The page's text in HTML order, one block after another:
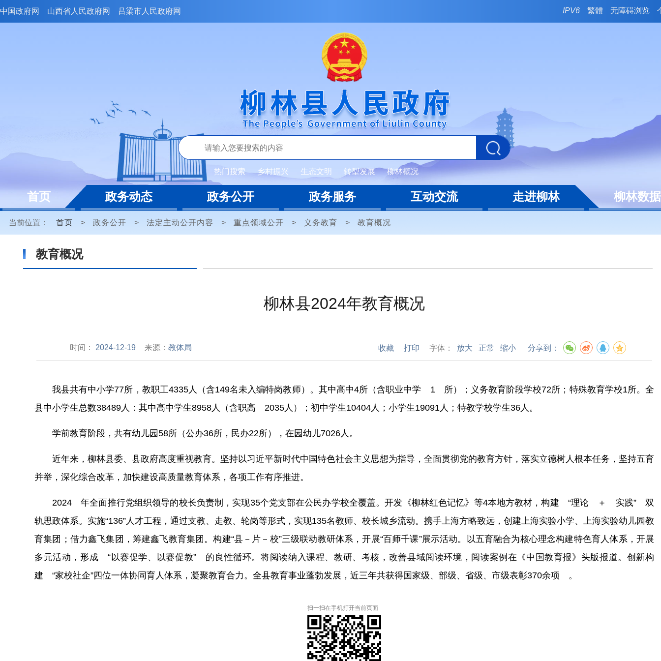
中国政府网 山西省人民政府网 吕梁市人民政府网 IPV6 繁體 无障碍浏览
热门搜索 乡村振兴 生态文明 转型发展 柳林概况
首页 政务动态 政务公开 政务服务 互动交流 走进柳林 柳林数据
当前位置： 首页 > 政务公开 > 法定主动公开内容 > 重点领域公开 > 义务教育 > 教育概况
教育概况
柳林县2024年教育概况
时间： 2024-12-19 来源：教体局 收藏 打印 字体： 放大 正常 缩小 分享到：
我县共有中小学77所，教职工4335人（含149名未入编特岗教师）。其中高中4所（含职业中学 1 所）；义务教育阶段学校72所；特殊教育学校1所。全
县中小学生总数38489人：其中高中学生8958人（含职高 2035人）；初中学生10404人；小学生19091人；特教学校学生36人。
学前教育阶段，共有幼儿园 58所（公办36所，民办22所），在园幼儿7026人。
近年来，柳林县委、县政府高度重视教育。坚持以习近平新时代中国特色社会主义思想为指导，全面贯彻党的教育方针，落实立德树人根本任务，坚持五育
并举，深化综合改革，加快建设高质量教育体系，各项工作有序推进。
2024年全面推行党组织领导的校长负责制，实现35个党支部在公民办学校全覆盖。开发《柳林红色记忆》等4本地方教材，构建 “理论 ＋ 实践” 双
轨思政体系。实施“136”人才工程，通过支教、走教、轮岗等形式，实现135名教师、校长城乡流动。携手上海方略致远，创建上海实验小学、上海实验幼儿园教
育集团；借力鑫飞集团，筹建鑫飞教育集团。构建“县 － 片 － 校”三级联动教研体系，开展“百师千课”展示活动。以五育融合为核心理念构建特色育人体系，开展
多元活动，形成 “以赛促学、以赛促教” 的良性循环。将阅读纳入课程、教研、考核，改善县域阅读环境，阅读案例在《中国教育报》头版报道。创新构
建 “家校社企”四位一体协同育人体系，凝聚教育合力。全县教育事业蓬勃发展，近三年共获得国家级、部级、省级、市级表彰370余项 。
扫一扫在手机打开当前页面